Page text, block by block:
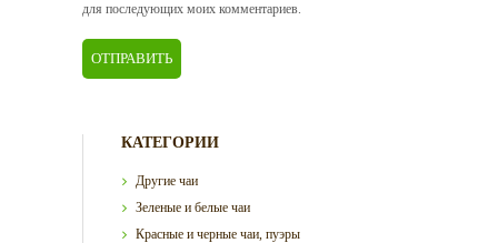
для последующих моих комментариев.
КАТЕГОРИИ
Другие чаи
Зеленые и белые чаи
Красные и черные чаи, пуэры